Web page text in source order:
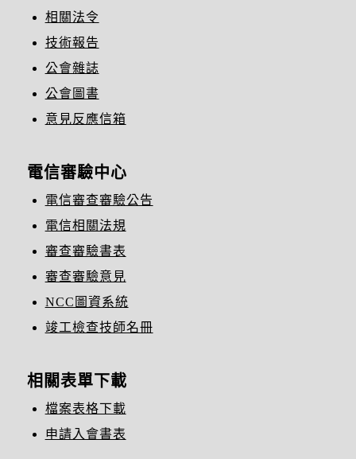
相關法令
技術報告
公會雜誌
公會圖書
意見反應信箱
電信審驗中心
電信審查審驗公告
電信相關法規
審查審驗書表
審查審驗意見
NCC圖資系統
竣工檢查技師名冊
相關表單下載
檔案表格下載
申請入會書表